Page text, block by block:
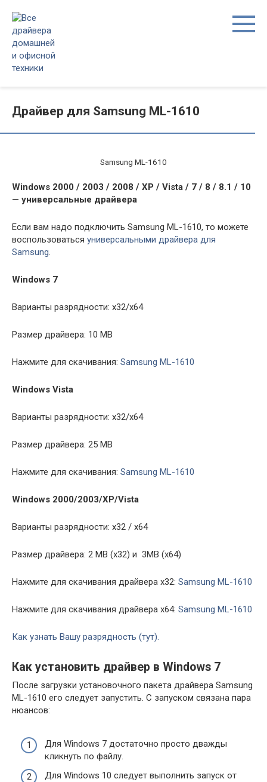
контенту
Драйвер для Samsung ML-1610
Samsung ML-1610
Windows 2000 / 2003 / 2008 / XP / Vista / 7 / 8 / 8.1 / 10
— универсальные драйвера
Если вам надо подключить Samsung ML-1610, то можете
воспользоваться универсальными драйвера для
Samsung
Windows 7
Варианты разрядности: x32/x64
Размер драйвера: 10 MB
Нажмите для скачивания: Samsung ML-1610
Windows Vista
Варианты разрядности: x32/x64
Размер драйвера: 25 MB
Нажмите для скачивания: Samsung ML-1610
Windows 2000/2003/XP/Vista
Варианты разрядности: x32 / x64
Размер драйвера: 2 MB (x32) и 3MB (x64)
Нажмите для скачивания драйвера x32: Samsung ML-1610
Нажмите для скачивания драйвера x64: Samsung ML-1610
Как узнать Вашу разрядность (тут).
Как установить драйвер в Windows 7
После загрузки установочного пакета драйвера Samsung
ML-1610 его следует запустить. С запуском связана пара
нюансов:
Для Windows 7 достаточно просто дважды
кликнуть по файлу.
Для Windows 10 следует выполнить запуск от